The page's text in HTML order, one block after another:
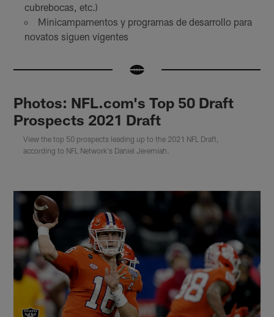
cubrebocas, etc.)
Minicampamentos y programas de desarrollo para
novatos siguen vigentes
Photos: NFL.com's Top 50 Draft
Prospects 2021 Draft
View the top 50 prospects leading up to the 2021 NFL Draft,
according to NFL Network's Daniel Jeremiah.